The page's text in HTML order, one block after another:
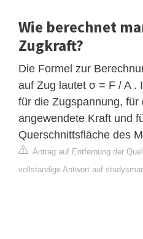
Wie berechnet
Zugkraft?
Die Formel zur
auf Zug lautet σ = F / A .
für die Zugspannung, für
angewendete Kraft und
Querschnittsfläche des
Antrag auf Entfernung der
vollständige Antwort auf